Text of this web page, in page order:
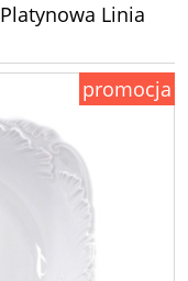
Linia
promocja